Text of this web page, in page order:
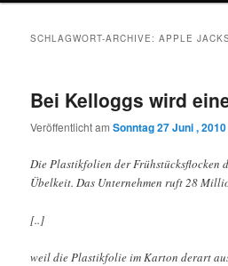
SCHLAGWORT-ARCHIVE:APPLE
Bei Kelloggs wird
Veröffentlicht amSonntag 27 Juni , 2010
Die Plastikfolien der Frühstücksflocken
Übelkeit. Das Unternehmen ruft 28
[..]
weil die Plastikfolie im Karton derart